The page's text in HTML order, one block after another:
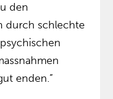
den
durch schlechte
enden.”